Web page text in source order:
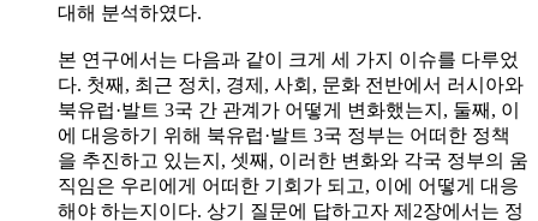
대해 분석하였다.
본 연구에서는 다음과 같이 크게 세 가지 이슈를 다루었
다. 첫째, 최근 정치, 경제, 사회, 문화 전반에서 러시아와
북유럽·발트 3국 간 관계가 어떻게 변화했는지, 둘째, 이
에 대응하기 위해 북유럽·발트 3국 정부는 어떠한 정책
을 추진하고 있는지, 셋째, 이러한 변화와 각국 정부의 움
직임은 우리에게 어떠한 기회가 되고, 이에 어떻게 대응
해야 하는지이다. 상기 질문에 답하고자 제2장에서는 정